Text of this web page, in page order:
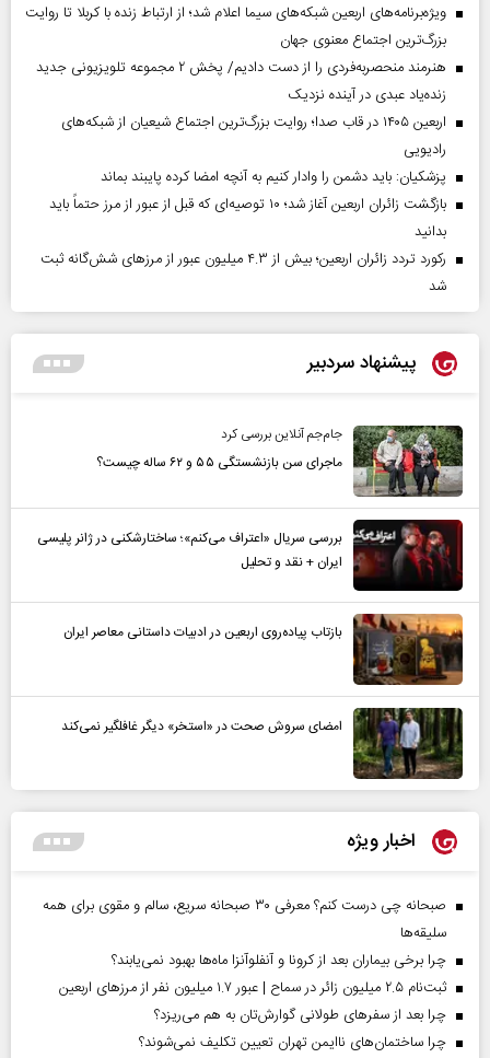
ویژه‌برنامه‌های اربعین شبکه‌های سیما اعلام شد؛ از ارتباط زنده با کربلا تا روایت
بزرگ‌ترین اجتماع معنوی جهان
هنرمند منحصر‌به‌فردی را از دست دادیم/ پخش ۲ مجموعه تلویزیونی جدید
زنده‌یاد عبدی در آینده نزدیک
اربعین ۱۴۰۵ در قاب صدا؛ روایت بزرگ‌ترین اجتماع شیعیان از شبکه‌های
رادیویی
پزشکیان: باید دشمن را وادار کنیم به آنچه امضا کرده پایبند بماند
بازگشت زائران اربعین آغاز شد؛ ۱۰ توصیه‌ای که قبل از عبور از مرز حتماً باید
بدانید
رکورد تردد زائران اربعین؛ بیش از ۴.۳ میلیون عبور از مرزهای شش‌گانه ثبت
شد
پیشنهاد سردبیر
جام‌جم آنلاین بررسی کرد
ماجرای سن بازنشستگی ۵۵ و ۶۲ ساله چیست؟
بررسی سریال «اعتراف می‌کنم»؛ ساختارشکنی در ژانر پلیسی
ایران + نقد و تحلیل
بازتاب پیاده‌روی اربعین در ادبیات داستانی معاصر ایران
امضای سروش صحت در «استخر» دیگر غافلگیر نمی‌کند
اخبار ویژه
صبحانه چی درست کنم؟ معرفی ۳۰ صبحانه سریع، سالم و مقوی برای همه
سلیقه‌ها
چرا برخی بیماران بعد از کرونا و آنفلوآنزا ماه‌ها بهبود نمی‌یابند؟
ثبت‌نام ۲.۵ میلیون زائر در سماح | عبور ۱.۷ میلیون نفر از مرز‌های اربعین
چرا بعد از سفرهای طولانی گوارش‌تان به هم می‌ریزد؟
چرا ساختمان‌های ناایمن تهران تعیین تکلیف نمی‌شوند؟